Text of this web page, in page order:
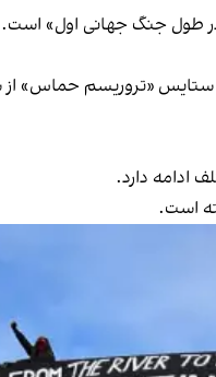
طول جنگ جهانی اول» است.
ستایس «تروریسم حماس»
ادامه دارد.
است.